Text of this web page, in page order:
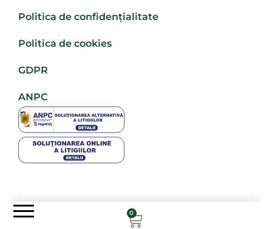
Politica de confidențialitate
Politica de cookies
GDPR
ANPC
0